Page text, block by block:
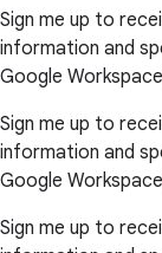
Sign me up to
information and
Google
Sign me up to
information and
Google
Sign me up to